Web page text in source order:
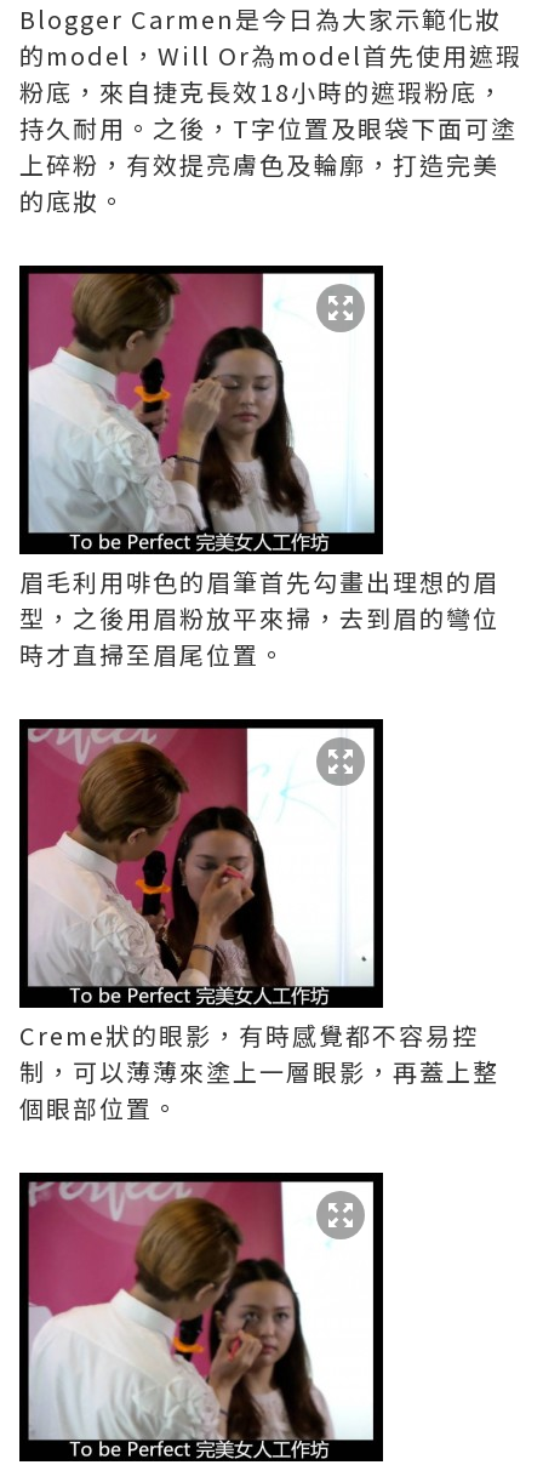
Blogger Carmen是今日為大家示範化妝
的model，Will Or為model首先使用遮瑕
粉底，來自捷克長效18小時的遮瑕粉底，
持久耐用。之後，T字位置及眼袋下面可塗
上碎粉，有效提亮膚色及輪廓，打造完美
的底妝。
眉毛利用啡色的眉筆首先勾畫出理想的眉
型，之後用眉粉放平來掃，去到眉的彎位
時才直掃至眉尾位置。
Creme狀的眼影，有時感覺都不容易控
制，可以薄薄來塗上一層眼影，再蓋上整
個眼部位置。